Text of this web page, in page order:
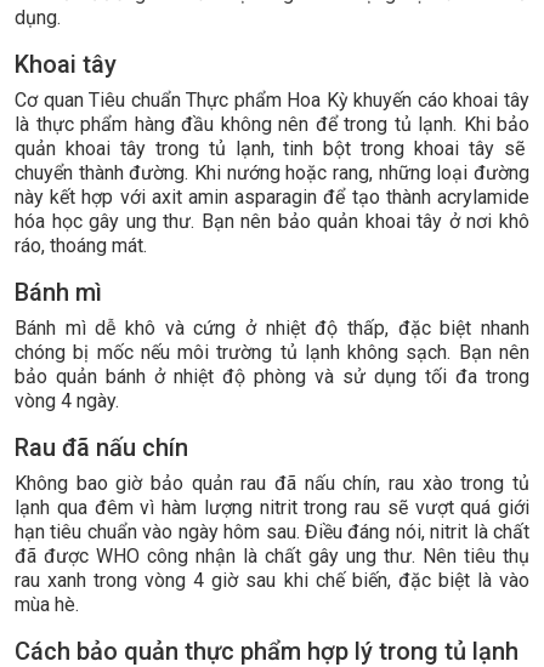
dụng.
Khoai tây
Cơ quan Tiêu chuẩn Thực phẩm Hoa Kỳ khuyến cáo khoai tây
là thực phẩm hàng đầu không nên để trong tủ lạnh. Khi bảo
quản khoai tây trong tủ lạnh, tinh bột trong khoai tây sẽ
chuyển thành đường. Khi nướng hoặc rang, những loại đường
này kết hợp với axit amin asparagin để tạo thành acrylamide
hóa học gây ung thư. Bạn nên bảo quản khoai tây ở nơi khô
ráo, thoáng mát.
Bánh mì
Bánh mì dễ khô và cứng ở nhiệt độ thấp, đặc biệt nhanh
chóng bị mốc nếu môi trường tủ lạnh không sạch. Bạn nên
bảo quản bánh ở nhiệt độ phòng và sử dụng tối đa trong
vòng 4 ngày.
Rau đã nấu chín
Không bao giờ bảo quản rau đã nấu chín, rau xào trong tủ
lạnh qua đêm vì hàm lượng nitrit trong rau sẽ vượt quá giới
hạn tiêu chuẩn vào ngày hôm sau. Điều đáng nói, nitrit là chất
đã được WHO công nhận là chất gây ung thư. Nên tiêu thụ
rau xanh trong vòng 4 giờ sau khi chế biến, đặc biệt là vào
mùa hè.
Cách bảo quản thực phẩm hợp lý trong tủ lạnh